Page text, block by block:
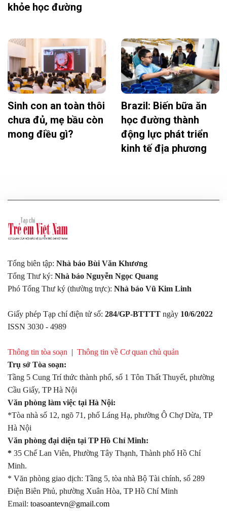
khỏe học đường
Sinh con an toàn thôi
chưa đủ, mẹ bầu còn
mong điều gì?
Brazil: Biến bữa ăn
học đường thành
động lực phát triển
kinh tế địa phương
Tổng biên tập: Nhà báo Bùi Văn Khương
Tổng Thư ký: Nhà báo Nguyễn Ngọc Quang
Phó Tổng Thư ký (thường trực): Nhà báo Vũ Kim Linh
Giấy phép Tạp chí điện tử số: 284/GP-BTTTT ngày 10/6/2022
ISSN 3030 - 4989
Thông tin tòa soạn | Thông tin về Cơ quan chủ quản
Trụ sở Tòa soạn:
Tầng 5 Cung Trí thức thành phố, số 1 Tôn Thất Thuyết, phường
Cầu Giấy, TP Hà Nội
Văn phòng làm việc tại Hà Nội:
*Tòa nhà số 12, ngõ 71, phố Láng Hạ, phường Ô Chợ Dừa, TP
Hà Nội
Văn phòng đại diện tại TP Hồ Chí Minh:
* 35 Chế Lan Viên, Phường Tây Thạnh, Thành phố Hồ Chí
Minh.
* Văn phòng giao dịch: Tầng 5, tòa nhà Bộ Tài chính, số 289
Điện Biên Phủ, phường Xuân Hòa, TP Hồ Chí Minh
Email: toasoantevn@gmail.com